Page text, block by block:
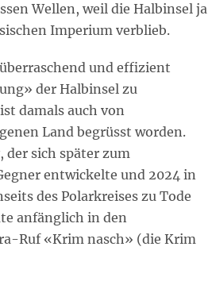
Wellen, weil die Halbinsel ja
Imperium verblieb.
und effizient
der Halbinsel zu
damals auch von
Land begrüsst worden.
der sich später zum
entwickelte und 2024 in
des Polarkreises zu Tode
anfänglich in den
Ruf «Krim nasch» (die Krim